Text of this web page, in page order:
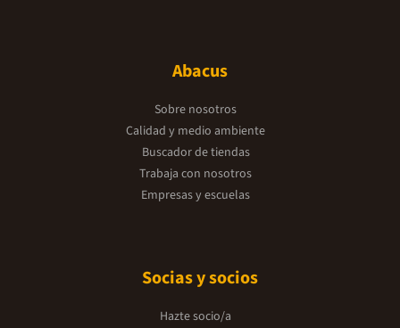
Abacus
Sobre nosotros
Calidad y medio ambiente
Buscador de tiendas
Trabaja con nosotros
Empresas y escuelas
Socias y socios
Hazte socio/a